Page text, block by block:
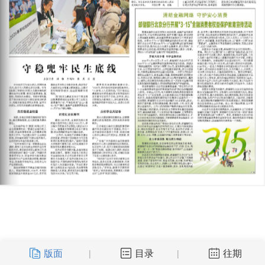
版面 | 目录 | 往期